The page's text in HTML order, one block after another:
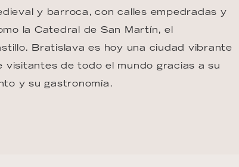
y barroca, con calles empedradas y
la Catedral de San Martín, el
Bratislava es hoy una ciudad vibrante
visitantes de todo el mundo gracias a su
y su gastronomía.